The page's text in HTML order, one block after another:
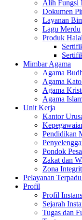
Alih Fungsi
Dokumen
Layanan
Lagu Merdu
Produk Halal
Mimbar Agama
Agama
Agama
Agama
Agama
Unit Kerja
Kantor
Pendidikan
Pondok
Zakat dan
Zona
Pelayanan
Profil
Profil
Sejarah
Tugas dan